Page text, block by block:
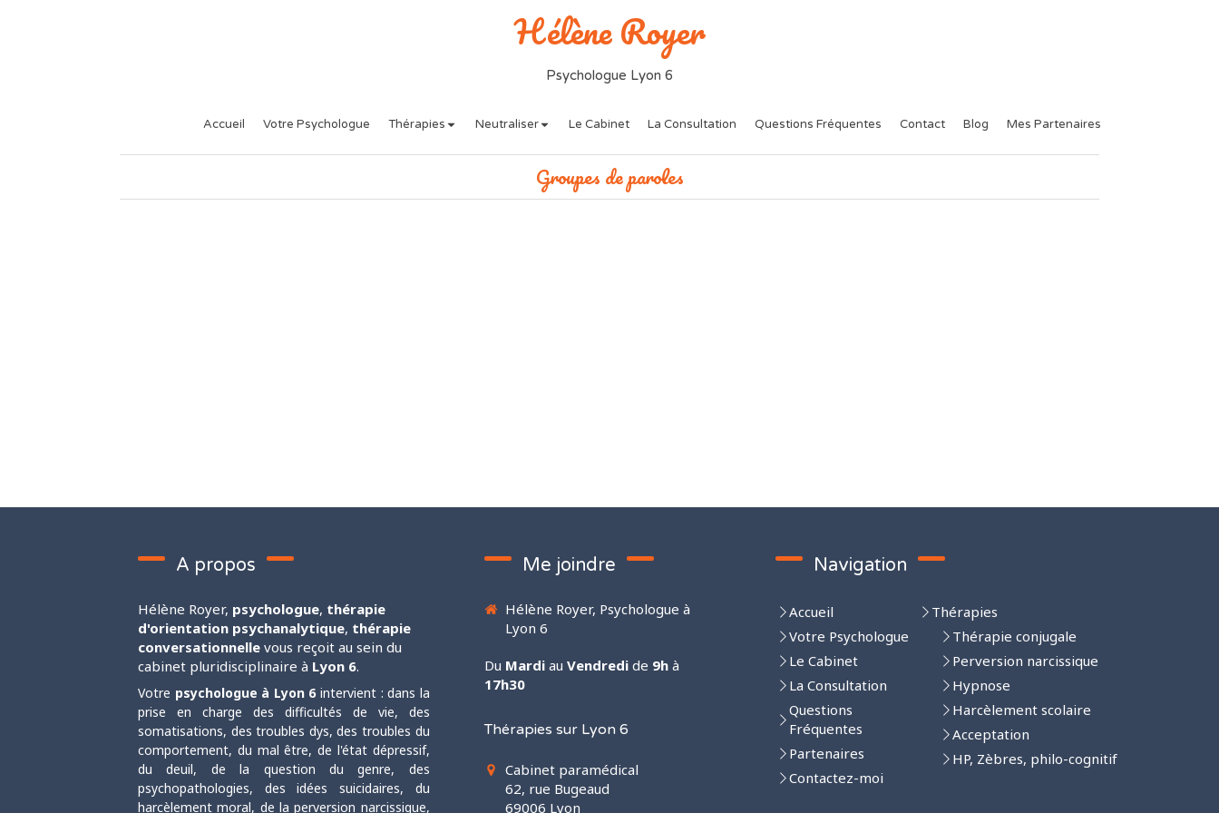
Hélène Royer
Psychologue Lyon 6
Accueil Votre Psychologue Thérapies Neutraliser Le Cabinet La Consultation Questions Fréquentes Contact Blog Mes Partenaires
Groupes de paroles
A propos
Hélène Royer, psychologue, thérapie
d'orientation psychanalytique, thérapie
conversationnelle vous reçoit au sein du
cabinet pluridisciplinaire à Lyon 6.
Votre psychologue à Lyon 6 intervient : dans la
prise en charge des difficultés de vie, des
somatisations, des troubles dys, des troubles du
comportement, du mal être, de l'état dépressif,
du deuil, de la question du genre, des
psychopathologies, des idées suicidaires, du
harcèlement moral, de la perversion narcissique,
Me joindre
Hélène Royer, Psychologue à
Lyon 6
Du Mardiau Vendredide 9hà
17h30
Thérapies sur Lyon 6
Cabinet paramédical
62, rue Bugeaud
69006 Lyon
Navigation
Accueil
Votre Psychologue
Le Cabinet
La Consultation
Questions
Fréquentes
Partenaires
Contactez-moi
Thérapies
Thérapie conjugale
Perversion narcissique
Hypnose
Harcèlement scolaire
Acceptation
HP, Zèbres, philo-cognitif